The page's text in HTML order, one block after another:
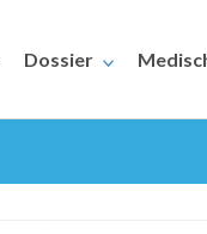
Dossier